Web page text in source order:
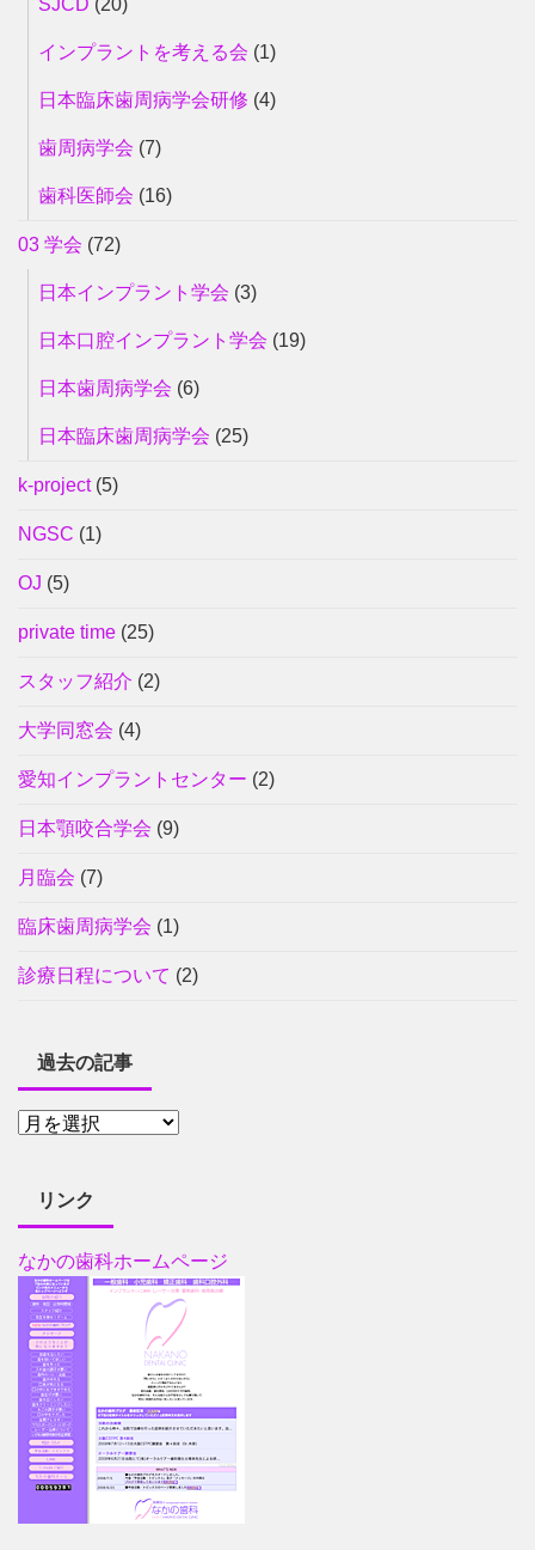
インプラントを考える会 (1)
日本臨床歯周病学会研修 (4)
歯周病学会 (7)
歯科医師会 (16)
03 学会 (72)
日本インプラント学会 (3)
日本口腔インプラント学会 (19)
日本歯周病学会 (6)
日本臨床歯周病学会 (25)
k-project(5)
NGSC (1)
OJ (5)
private time (25)
スタッフ紹介 (2)
大学同窓会 (4)
愛知インプラントセンター (2)
日本顎咬合学会 (9)
月臨会 (7)
臨床歯周病学会 (1)
診療日程について (2)
過去の記事
リンク
なかの歯科ホームページ